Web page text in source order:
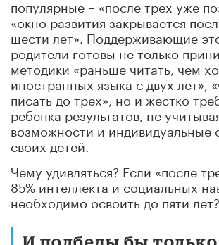
популярные – «после трех уже
«окно развития закрывается
шести лет». Поддерживающие
родители готовы не только
методики «раньше читать, чем
иностранных языка с двух лет»,
писать до трех», но и жестко
ребенка результатов, не
возможности и индивидуальные
своих детей.
Чему удивляться? Если «после
85% интеллекта и социальных
необходимо освоить до пяти лет?
И полбеды бы только